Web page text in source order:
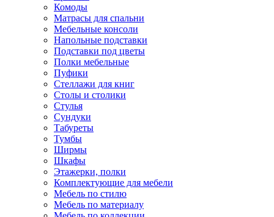
Комоды
Матрасы для спальни
Мебельные консоли
Напольные подставки
Подставки под цветы
Полки мебельные
Пуфики
Стеллажи для книг
Столы и столики
Стулья
Сундуки
Табуреты
Тумбы
Ширмы
Шкафы
Этажерки, полки
Комплектующие для мебели
Мебель по стилю
Мебель по материалу